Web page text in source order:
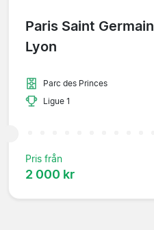
Paris Saint Germain
Lyon
Parc des Princes
Ligue 1
Pris från
2 000 kr